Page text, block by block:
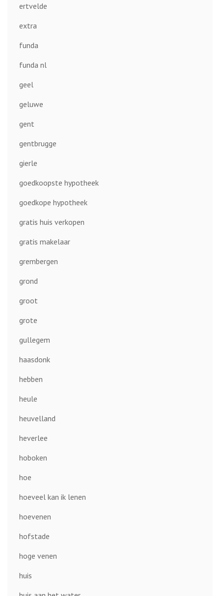
ertvelde
extra
funda
funda nl
geel
geluwe
gent
gentbrugge
gierle
goedkoopste hypotheek
goedkope hypotheek
gratis huis verkopen
gratis makelaar
grembergen
grond
groot
grote
gullegem
haasdonk
hebben
heule
heuvelland
heverlee
hoboken
hoe
hoeveel kan ik lenen
hoevenen
hofstade
hoge venen
huis